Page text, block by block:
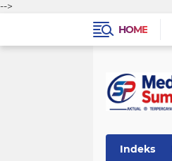
-->
HOME
Indeks